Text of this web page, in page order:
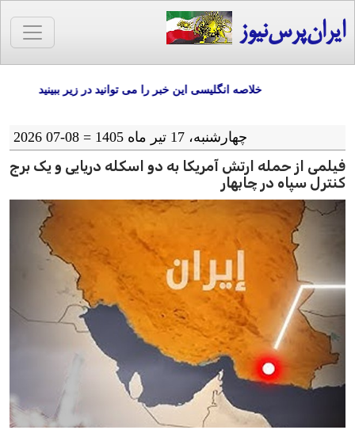
ایران‌پرس‌نیوز
خلاصه انگلیسی این خبر را می توانید در زیر ببینید
چهارشنبه، 17 تیر ماه 1405 = 08-07 2026
فیلمی از حمله ارتش آمریکا به دو اسکله دریایی و یک برج
کنترل سپاه در چابهار